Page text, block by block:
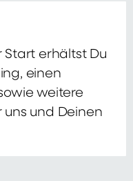
Start erhältst Du
einen
weitere
und Deinen